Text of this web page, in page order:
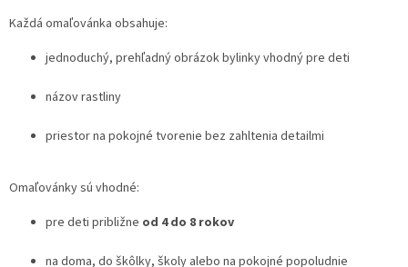
Každá omaľovánka obsahuje:
jednoduchý, prehľadný obrázok bylinky vhodný pre deti
názov rastliny
priestor na pokojné tvorenie bez zahltenia detailmi
Omaľovánky sú vhodné:
pre deti približne od 4 do 8 rokov
na doma, do škôlky, školy alebo na pokojné popoludnie